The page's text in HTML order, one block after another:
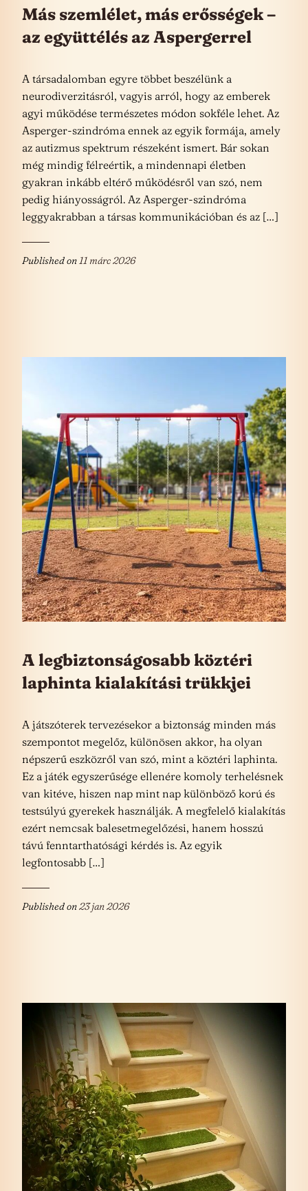
Más szemlélet, más erősségek –
az együttélés az Aspergerrel
A társadalomban egyre többet beszélünk a
neurodiverzitásról, vagyis arról, hogy az emberek
agyi működése természetes módon sokféle lehet. Az
Asperger-szindróma ennek az egyik formája, amely
az autizmus spektrum részeként ismert. Bár sokan
még mindig félreértik, a mindennapi életben
gyakran inkább eltérő működésről van szó, nem
pedig hiányosságról. Az Asperger-szindróma
leggyakrabban a társas kommunikációban és az […]
Published on11 márc 2026
A legbiztonságosabb köztéri
laphinta kialakítási trükkjei
A játszóterek tervezésekor a biztonság minden más
szempontot megelőz, különösen akkor, ha olyan
népszerű eszközről van szó, mint a köztéri laphinta.
Ez a játék egyszerűsége ellenére komoly terhelésnek
van kitéve, hiszen nap mint nap különböző korú és
testsúlyú gyerekek használják. A megfelelő kialakítás
ezért nemcsak balesetmegelőzési, hanem hosszú
távú fenntarthatósági kérdés is. Az egyik
legfontosabb […]
Published on23 jan 2026